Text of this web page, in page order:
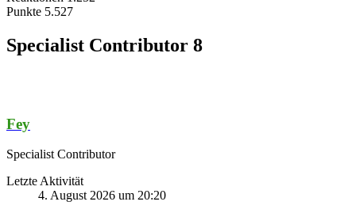
Punkte 5.527
Specialist Contributor 8
Fey
Specialist Contributor
Letzte Aktivität
4. August 2026 um 20:20